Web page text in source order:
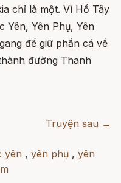
chỉ là một. Vì Hồ Tây
Yên, Yên Phụ, Yên
để giữ phần cá về
đường Thanh
Truyện sau →
yên , yên phụ , yên